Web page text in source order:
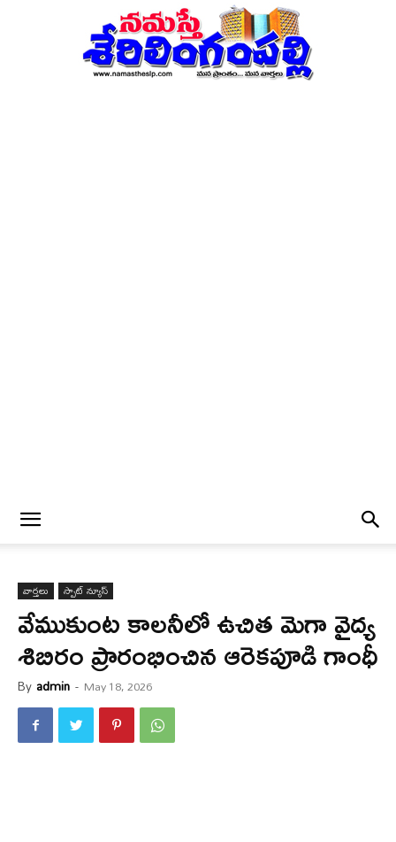
వార్త‌లు స్పాట్ న్యూస్
వేముకుంట కాలనీలో ఉచిత మెగా వైద్య
శిబిరం ప్రారంభించిన ఆరెకపూడి గాంధీ
By admin - May 18, 2026